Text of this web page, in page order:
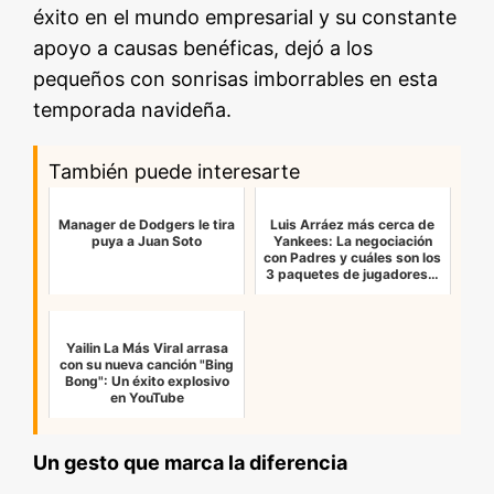
éxito en el mundo empresarial y su constante
apoyo a causas benéficas, dejó a los
pequeños con sonrisas imborrables en esta
temporada navideña.
También puede interesarte
Manager de Dodgers le tira
puya a Juan Soto
Luis Arráez más cerca de
Yankees: La negociación
con Padres y cuáles son los
3 paquetes de jugadores…
Yailin La Más Viral arrasa
con su nueva canción "Bing
Bong": Un éxito explosivo
en YouTube
Un gesto que marca la diferencia